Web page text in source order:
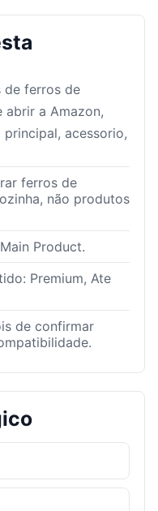
de ferros de
abrir a Amazon,
acessorio,
ferros de
não produtos
Product.
Premium, Ate
de confirmar